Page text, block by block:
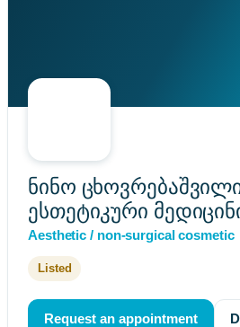
ნინო
ესთეტიკური
Aesthetic / non-surgical cosmetic
Listed
Request an appointment